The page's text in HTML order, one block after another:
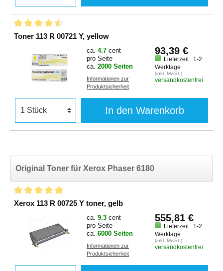
Toner 113 R 00721 Y, yellow
ca. 4.7 cent
pro Seite
ca. 2000 Seiten
Informationen zur
Produktsicherheit
93,39 €
Lieferzeit : 1-2
Werktage
(inkl. MwSt.)
versandkostenfrei
In den Warenkorb
Original Toner für Xerox Phaser 6180
Xerox 113 R 00725 Y toner, gelb
ca. 9.3 cent
pro Seite
ca. 6000 Seiten
Informationen zur
Produktsicherheit
555,81 €
Lieferzeit : 1-2
Werktage
(inkl. MwSt.)
versandkostenfrei